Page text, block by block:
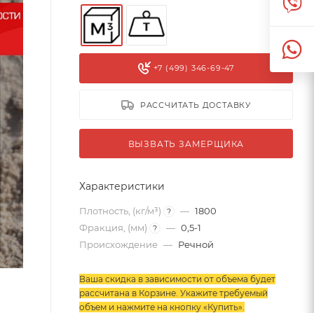
+7 (499) 346-69-47
РАССЧИТАТЬ ДОСТАВКУ
ВЫЗВАТЬ ЗАМЕРЩИКА
Характеристики
Плотность, (кг/м³) ? — 1800
Фракция, (мм)
? — 0,5-1
Происхождение — Речной
Ваша скидка в зависимости от объема будет
рассчитана в Корзине. Укажите требуемый
объем и нажмите на кнопку «Купить».